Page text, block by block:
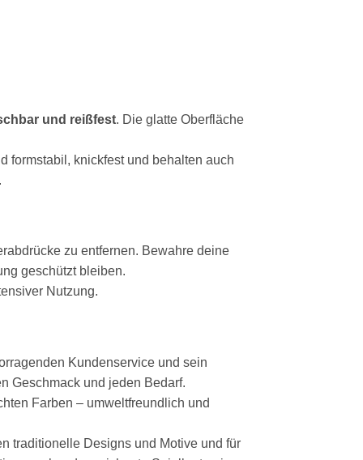
und reißfest. Die glatte Oberfläche
formstabil, knickfest und behalten auch
zu entfernen. Bewahre deine
geschützt bleiben.
Nutzung.
Kundenservice und sein
Geschmack und jeden Bedarf.
Farben – umweltfreundlich und
traditionelle Designs und Motive und für